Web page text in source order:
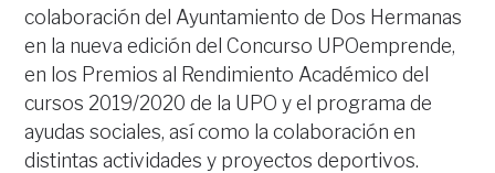
colaboración del Ayuntamiento de Dos Hermanas
en la nueva edición del Concurso UPOemprende,
en los Premios al Rendimiento Académico del
cursos 2019/2020 de la UPO y el programa de
ayudas sociales, así como la colaboración en
distintas actividades y proyectos deportivos.